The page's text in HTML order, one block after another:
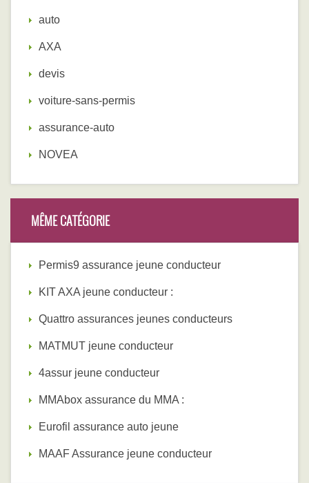
auto
AXA
devis
voiture-sans-permis
assurance-auto
NOVEA
MÊME CATÉGORIE
Permis9 assurance jeune conducteur
KIT AXA jeune conducteur :
Quattro assurances jeunes conducteurs
MATMUT jeune conducteur
4assur jeune conducteur
MMAbox assurance du MMA :
Eurofil assurance auto jeune
MAAF Assurance jeune conducteur